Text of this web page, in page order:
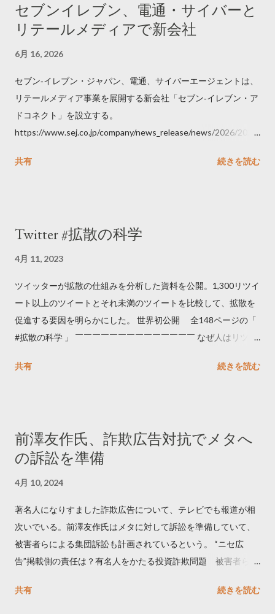
セブンイレブン、電通・サイバーと
リテールメディアで新会社
6月 16, 2026
セブン‐イレブン・ジャパン、電通、サイバーエージェントは、
リテールメディア事業を展開する新会社「セブン‐イレブン・ア
ドコネクト」を設立する。
https://www.sej.co.jp/company/news_release/news/2026/2026
共有
続きを読む
Twitter #拡散の科学
4月 11, 2023
ツイッターが拡散の仕組みを分析した資料を公開。1,300リツイ
ート以上のツイートとそれ未満のツイートを比較して、拡散を
促進する要因を明らかにした。 世界初公開 全148ページの「
#拡散の科学 」 ￣￣￣￣￣￣￣￣￣￣￣￣￣￣ なぜ人はリツイ
学しました。 ー バズの目安は1300リツイート ー 人は16の熱量
トするのか？ https://marketing.twitter.com/ja/insights/kakusan
共有 続きを読む
前澤友作氏、詐欺広告対抗でメタへ
の訴訟を準備
4月 10, 2024
著名人になりすました詐欺広告について、テレビでも報道が相
次いでいる。前澤友作氏はメタに対して訴訟を準備していて、
被害者らによる集団訴訟も計画されているという。 “ニセ広
告”掲載側の責任は？有名人をかたる投資詐欺問題 被害者らが
https://newsdig.tbs.co.jp/articles/-/1091835 なぜなくならな
共有 続きを読む